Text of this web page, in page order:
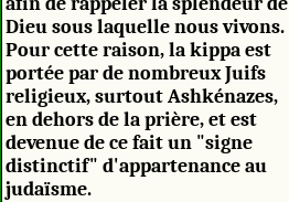
Dieu sous laquelle nous vivons.
Pour cette raison, la kippa est
portée par de nombreux Juifs
religieux, surtout Ashkénazes,
en dehors de la prière, et est
devenue de ce fait un "signe
distinctif" d'appartenance au
judaïsme.